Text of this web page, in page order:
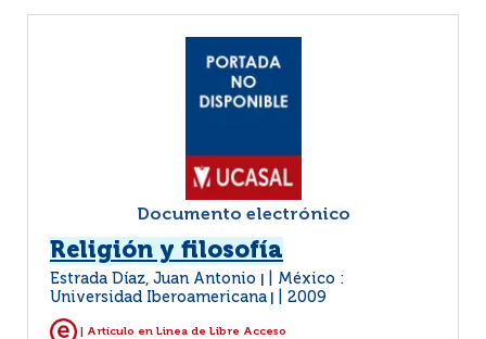
Documento electrónico
Religión y filosofía
Estrada Díaz, Juan Antonio
México :
Universidad Iberoamericana
2009
| Artículo en Linea de Libre Acceso